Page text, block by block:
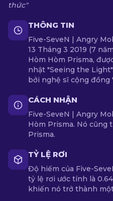
thức"
THÔNG TIN
Five-SeveN | Angry
13 Tháng 3 2019 (7
Hòm Hòm Prisma,
nhật "Seeing the
bởi nghệ sĩ cộng đồng
CÁCH NHẬN
Five-SeveN | Angry
Hòm Prisma. Nó cũng
Prisma.
TỶ LỆ RƠI
Độ hiếm của Five-
tỷ lệ rơi ước tính là
khiến nó trở thành